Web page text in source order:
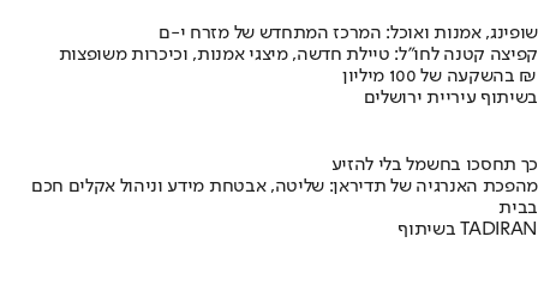
שופינג, אמנות ואוכל: המרכז המתחדש של מזרח י-ם
קפיצה קטנה לחו"ל: טיילת חדשה, מיצגי אמנות, וכיכרות משופצות
בהשקעה של 100 מיליון ₪
בשיתוף עיריית ירושלים
כך תחסכו בחשמל בלי להזיע
מהפכת האנרגיה של תדיראן: שליטה, אבטחת מידע וניהול אקלים חכם
בבית
בשיתוף TADIRAN